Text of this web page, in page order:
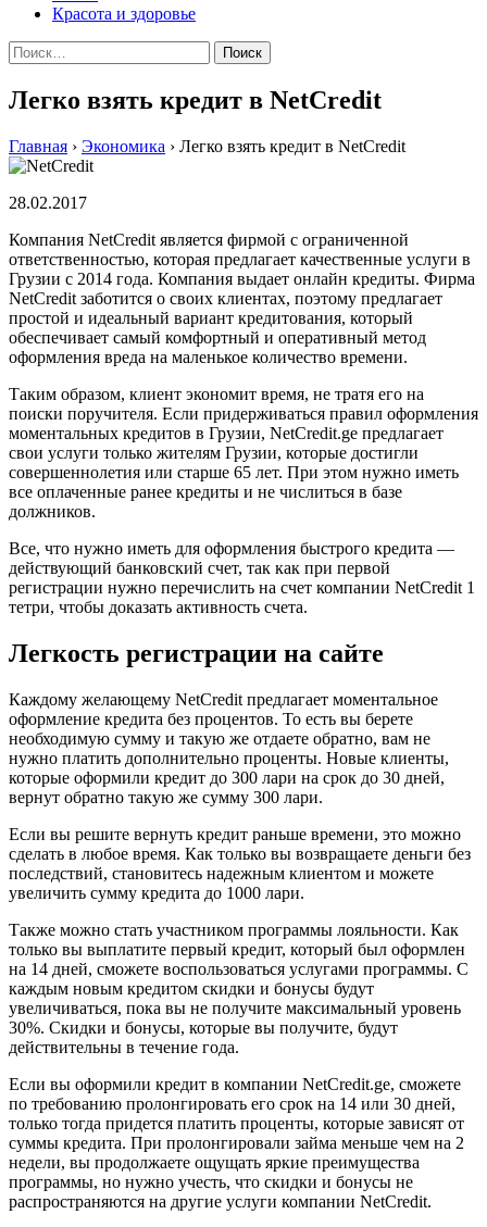
Красота и здоровье
Найти:
Легко взять кредит в NetCredit
Главная › Экономика › Легко взять кредит в NetCredit
28.02.2017
Компания NetCredit является фирмой с ограниченной
ответственностью, которая предлагает качественные услуги в
Грузии с 2014 года. Компания выдает онлайн кредиты. Фирма
NetCredit заботится о своих клиентах, поэтому предлагает
простой и идеальный вариант кредитования, который
обеспечивает самый комфортный и оперативный метод
оформления вреда на маленькое количество времени.
Таким образом, клиент экономит время, не тратя его на
поиски поручителя. Если придерживаться правил оформления
моментальных кредитов в Грузии, NetCredit.ge предлагает
свои услуги только жителям Грузии, которые достигли
совершеннолетия или старше 65 лет. При этом нужно иметь
все оплаченные ранее кредиты и не числиться в базе
должников.
Все, что нужно иметь для оформления быстрого кредита —
действующий банковский счет, так как при первой
регистрации нужно перечислить на счет компании NetCredit 1
тетри, чтобы доказать активность счета.
Легкость регистрации на сайте
Каждому желающему NetCredit предлагает моментальное
оформление кредита без процентов. То есть вы берете
необходимую сумму и такую же отдаете обратно, вам не
нужно платить дополнительно проценты. Новые клиенты,
которые оформили кредит до 300 лари на срок до 30 дней,
вернут обратно такую же сумму 300 лари.
Если вы решите вернуть кредит раньше времени, это можно
сделать в любое время. Как только вы возвращаете деньги без
последствий, становитесь надежным клиентом и можете
увеличить сумму кредита до 1000 лари.
Также можно стать участником программы лояльности. Как
только вы выплатите первый кредит, который был оформлен
на 14 дней, сможете воспользоваться услугами программы. С
каждым новым кредитом скидки и бонусы будут
увеличиваться, пока вы не получите максимальный уровень
30%. Скидки и бонусы, которые вы получите, будут
действительны в течение года.
Если вы оформили кредит в компании NetCredit.ge, сможете
по требованию пролонгировать его срок на 14 или 30 дней,
только тогда придется платить проценты, которые зависят от
суммы кредита. При пролонгировали займа меньше чем на 2
недели, вы продолжаете ощущать яркие преимущества
программы, но нужно учесть, что скидки и бонусы не
распространяются на другие услуги компании NetCredit.